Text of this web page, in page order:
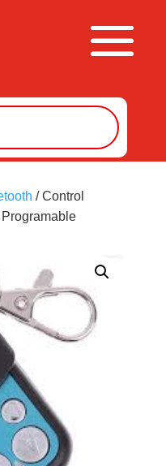
/ Control